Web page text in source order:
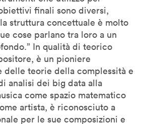
finali sono diversi,
struttura concettuale è molto
cose parlano tra loro a un
In qualità di teorico
è un pioniere
delle teorie della complessità e
analisi dei big data alla
come spazio matematico
artista, è riconosciuto a
per le sue composizioni e